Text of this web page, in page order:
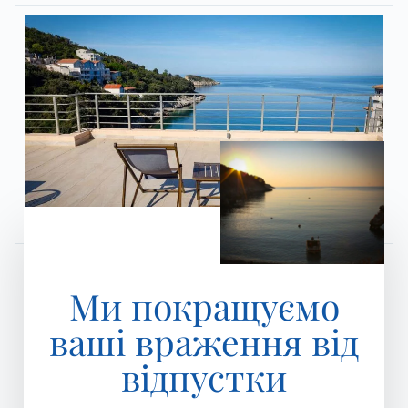
Ми покращуємо
ваші враження від
відпустки